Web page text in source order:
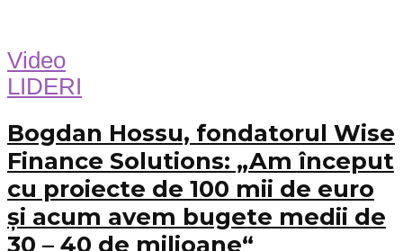
Video
LIDERI
Bogdan Hossu, fondatorul Wise
Finance Solutions: „Am început
cu proiecte de 100 mii de euro
și acum avem bugete medii de
30 – 40 de milioane“